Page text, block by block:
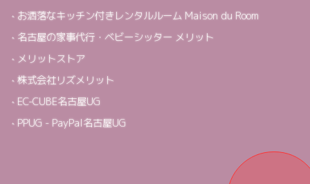
お洒落なキッチン付きレンタルルーム Maison du Room
名古屋の家事代行・ベビーシッター メリット
メリットストア
株式会社リズメリット
EC-CUBE名古屋UG
PPUG - PayPal名古屋UG